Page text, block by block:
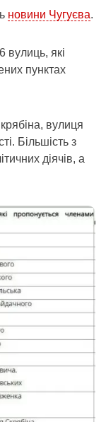
новини Чугуєва.
вулиць, які
пунктах
вулиця
Більшість з
діячів, а